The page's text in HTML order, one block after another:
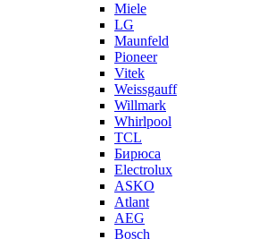
Miele
LG
Maunfeld
Pioneer
Vitek
Weissgauff
Willmark
Whirlpool
TCL
Бирюса
Electrolux
ASKO
Atlant
AEG
Bosch